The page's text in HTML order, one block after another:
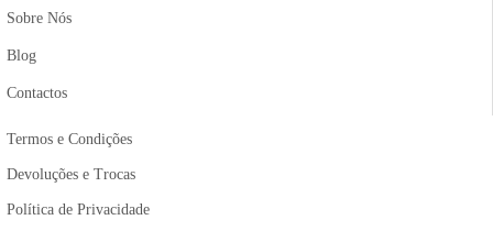
Sobre Nós
Blog
Contactos
Termos e Condições
Devoluções e Trocas
Política de Privacidade